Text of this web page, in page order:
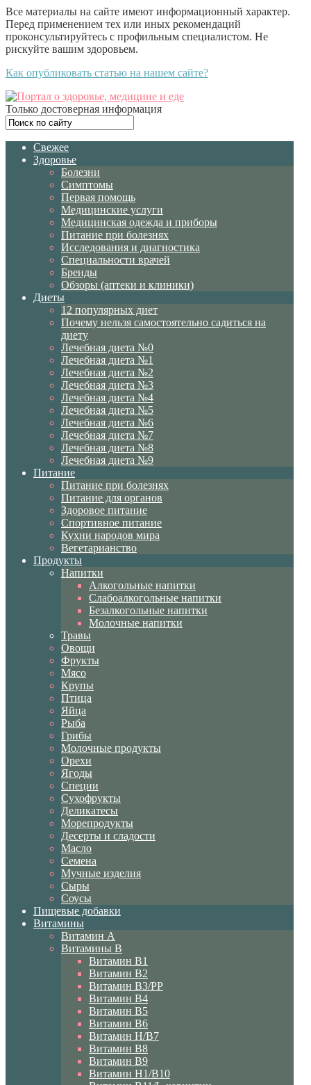
Все материалы на сайте имеют информационный характер.
Перед применением тех или иных рекомендаций
проконсультируйтесь с профильным специалистом. Не
рискуйте вашим здоровьем.
Как опубликовать статью на нашем сайте?
Только достоверная информация
Свежее
Здоровье
Болезни
Симптомы
Первая помощь
Медицинские услуги
Медицинская одежда и приборы
Питание при болезнях
Исследования и диагностика
Специальности врачей
Бренды
Обзоры (аптеки и клиники)
Диеты
12 популярных диет
Почему нельзя самостоятельно садиться на
диету
Лечебная диета №0
Лечебная диета №1
Лечебная диета №2
Лечебная диета №3
Лечебная диета №4
Лечебная диета №5
Лечебная диета №6
Лечебная диета №7
Лечебная диета №8
Лечебная диета №9
Питание
Питание при болезнях
Питание для органов
Здоровое питание
Спортивное питание
Кухни народов мира
Вегетарианство
Продукты
Напитки
Алкогольные напитки
Слабоалкогольные напитки
Безалкогольные напитки
Молочные напитки
Травы
Овощи
Фрукты
Мясо
Крупы
Птица
Яйца
Рыба
Грибы
Молочные продукты
Орехи
Ягоды
Специи
Сухофрукты
Деликатесы
Морепродукты
Десерты и сладости
Масло
Семена
Мучные изделия
Сыры
Соусы
Пищевые добавки
Витамины
Витамин A
Витамины B
Витамин B1
Витамин B2
Витамин B3/PP
Витамин B4
Витамин B5
Витамин B6
Витамин H/B7
Витамин B8
Витамин B9
Витамин H1/В10